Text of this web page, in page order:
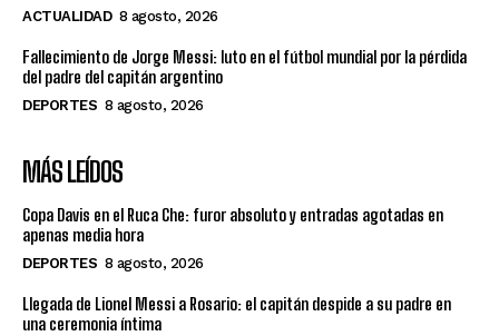
ACTUALIDAD 8 agosto, 2026
Fallecimiento de Jorge Messi: luto en el fútbol mundial por la pérdida
del padre del capitán argentino
DEPORTES 8 agosto, 2026
MÁS LEÍDOS
Copa Davis en el Ruca Che: furor absoluto y entradas agotadas en
apenas media hora
DEPORTES 8 agosto, 2026
Llegada de Lionel Messi a Rosario: el capitán despide a su padre en
una ceremonia íntima